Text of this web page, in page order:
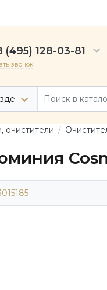
(495) 128-03-81
звонок
очистители